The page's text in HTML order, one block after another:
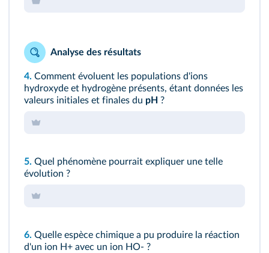
Analyse des résultats
4. Comment évoluent les populations d'ions
hydroxyde et hydrogène présents, étant données les
valeurs initiales et finales du pH ?
5. Quel phénomène pourrait expliquer une telle
évolution ?
6. Quelle espèce chimique a pu produire la réaction
d'un ion H+ avec un ion HO- ?